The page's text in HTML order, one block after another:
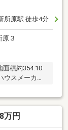
所原駅 徒歩4分
３
面積約354.10
スメーカー
万円